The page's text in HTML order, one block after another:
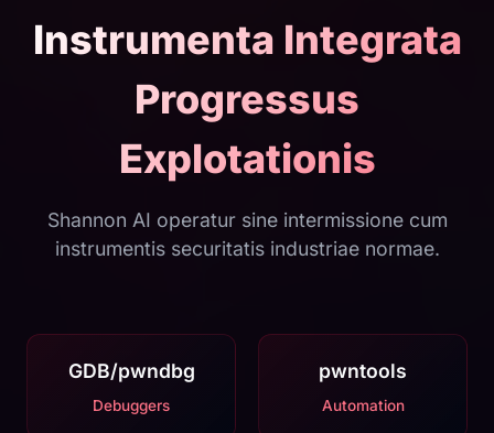
Instrumenta Integrata
Progressus
Explotationis
Shannon AI operatur sine intermissione cum
instrumentis securitatis industriae normae.
GDB/pwndbg
Debuggers
pwntools
Automation